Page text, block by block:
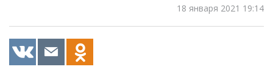
18 января 2021 19:14